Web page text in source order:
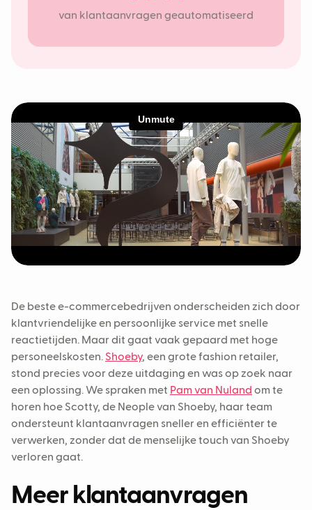
van klantaanvragen geautomatiseerd
De beste e-commercebedrijven onderscheiden zich door
klantvriendelijke en persoonlijke service met snelle
reactietijden. Maar dit gaat vaak gepaard met hoge
personeelskosten. Shoeby, een grote fashion retailer,
stond precies voor deze uitdaging en was op zoek naar
een oplossing. We spraken met Pam van Nuland om te
horen hoe Scotty, de Neople van Shoeby, haar team
ondersteunt klantaanvragen sneller en efficiënter te
verwerken, zonder dat de menselijke touch van Shoeby
verloren gaat.
Meer klantaanvragen